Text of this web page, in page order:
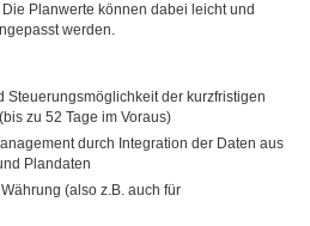
Planwerte können dabei leicht und
werden.
Steuerungsmöglichkeit der kurzfristigen
zu 52 Tage im Voraus)
durch Integration der Daten aus
Plandaten
(also z.B. auch für